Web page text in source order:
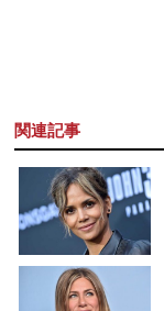
関連記事